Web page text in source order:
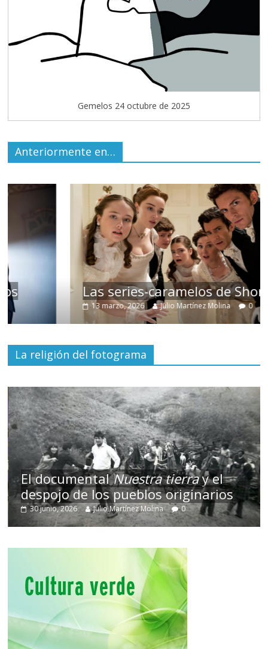
Gemelos 24 octubre de 2025
Anteriormente en…
Las series-caramelos de Shondaland
Julio Martínez Molina 0
La religión del fotograma
El documentalNuestra tierray el
despojo de los pueblos originarios
30 junio, 2026 Julio Martínez Molina 0